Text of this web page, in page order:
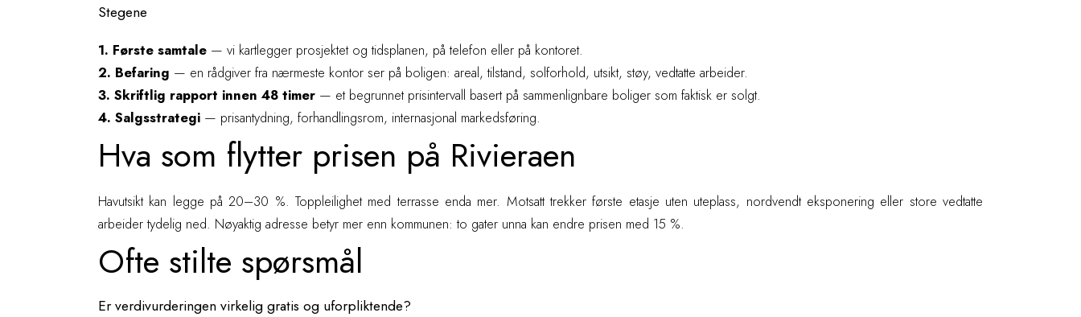
Stegene
1. Første samtale — vi kartlegger prosjektet og tidsplanen, på telefon eller på kontoret.
2. Befaring — en rådgiver fra nærmeste kontor ser på boligen: areal, tilstand, solforhold, utsikt, støy, vedtatte arbeider.
3. Skriftlig rapport innen 48 timer — et begrunnet prisintervall basert på sammenlignbare boliger som faktisk er solgt.
4. Salgsstrategi — prisantydning, forhandlingsrom, internasjonal markedsføring.
Hva som flytter prisen på Rivieraen
Havutsikt kan legge på 20–30 %. Toppleilighet med terrasse enda mer. Motsatt trekker første etasje uten uteplass, nordvendt eksponering eller store vedtatte
arbeider tydelig ned. Nøyaktig adresse betyr mer enn kommunen: to gater unna kan endre prisen med 15 %.
Ofte stilte spørsmål
Er verdivurderingen virkelig gratis og uforpliktende?